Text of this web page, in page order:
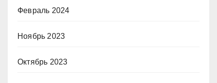
Февраль 2024
Ноябрь 2023
Октябрь 2023